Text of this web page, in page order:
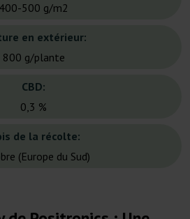
400-500 g/m2
en extérieur:
800 g/plante
CBD:
0,3 %
de la récolte:
(Europe du Sud)